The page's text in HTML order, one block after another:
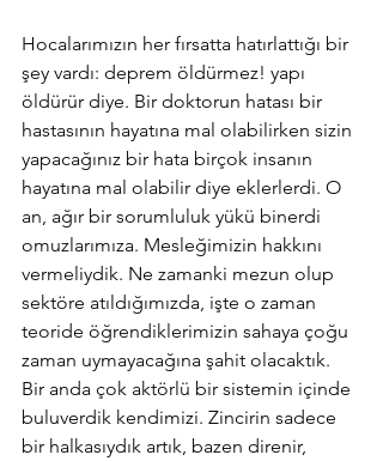
Hocalarımızın her fırsatta hatırlattığı bir
şey vardı: deprem öldürmez! yapı
öldürür diye. Bir doktorun hatası bir
hastasının hayatına mal olabilirken sizin
yapacağınız bir hata birçok insanın
hayatına mal olabilir diye eklerlerdi. O
an, ağır bir sorumluluk yükü binerdi
omuzlarımıza. Mesleğimizin hakkını
vermeliydik. Ne zamanki mezun olup
sektöre atıldığımızda, işte o zaman
teoride öğrendiklerimizin sahaya çoğu
zaman uymayacağına şahit olacaktık.
Bir anda çok aktörlü bir sistemin içinde
buluverdik kendimizi. Zincirin sadece
bir halkasıydık artık, bazen direnir,